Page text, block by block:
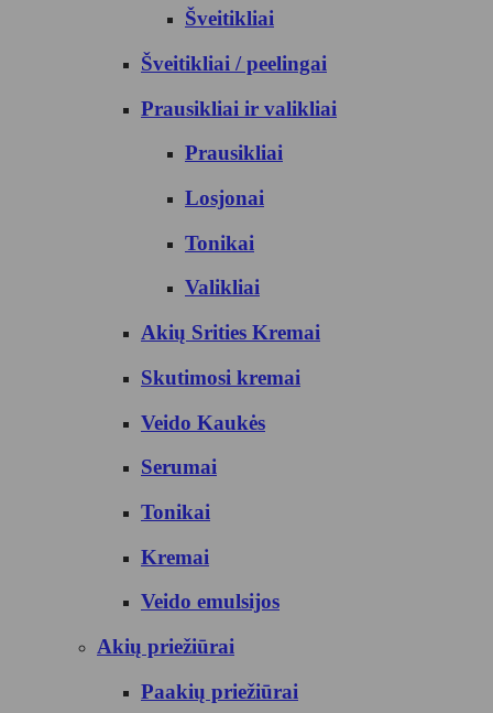
Šveitikliai
Šveitikliai / peelingai
Prausikliai ir valikliai
Prausikliai
Losjonai
Tonikai
Valikliai
Akių Srities Kremai
Skutimosi kremai
Veido Kaukės
Serumai
Tonikai
Kremai
Veido emulsijos
Akių priežiūrai
Paakių priežiūrai